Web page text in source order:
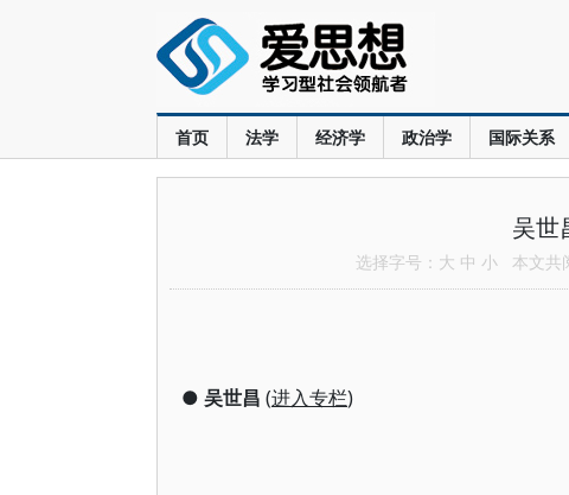
首页 法学 经济学 政治学 国际关系
吴世
选择字号： 大 中 小 本文共
● 吴世昌 (进入专栏)